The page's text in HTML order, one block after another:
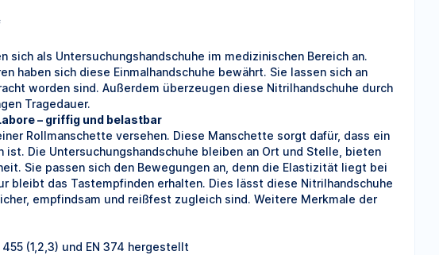
sich als Untersuchungshandschuhe im medizinischen Bereich an.
haben sich diese Einmalhandschuhe bewährt. Sie lassen sich an
worden sind. Außerdem überzeugen diese Nitrilhandschuhe durch
Tragedauer.
– griffig und belastbar
Rollmanschette versehen. Diese Manschette sorgt dafür, dass ein
Die Untersuchungshandschuhe bleiben an Ort und Stelle, bieten
Sie passen sich den Bewegungen an, denn die Elastizität liegt bei
bleibt das Tastempfinden erhalten. Dies lässt diese Nitrilhandschuhe
empfindsam und reißfest zugleich sind. Weitere Merkmale der
(1,2,3) und EN 374 hergestellt